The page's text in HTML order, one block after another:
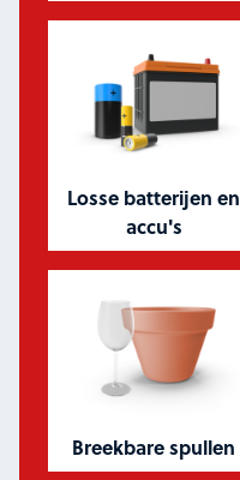
Losse batterijen en
accu's
Breekbare spullen